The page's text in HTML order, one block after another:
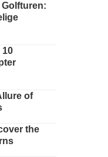
10
of
the